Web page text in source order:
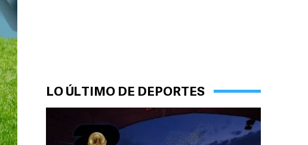
LO ÚLTIMO DE DEPORTES